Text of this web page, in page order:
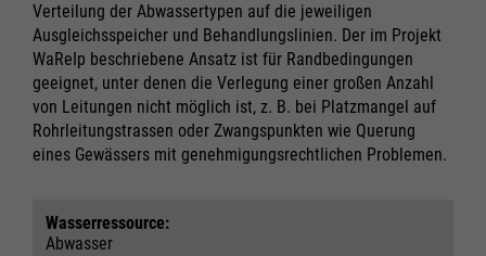
Verteilung der Abwassertypen auf die jeweiligen
Ausgleichsspeicher und Behandlungslinien. Der im Projekt
WaReIp beschriebene Ansatz ist für Randbedingungen
geeignet, unter denen die Verlegung einer großen Anzahl
von Leitungen nicht möglich ist, z. B. bei Platzmangel auf
Rohrleitungstrassen oder Zwangspunkten wie Querung
eines Gewässers mit genehmigungsrechtlichen Problemen.
Wasser­ressource:
Abwasser